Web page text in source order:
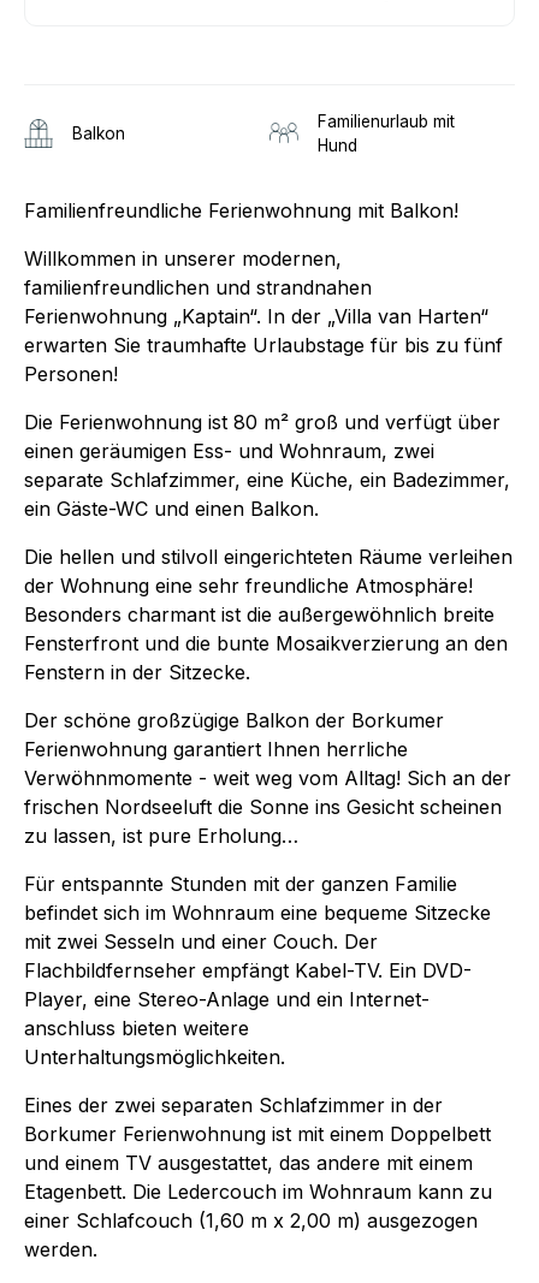
Balkon
Familienurlaub mit
Hund
Familienfreundliche Ferienwohnung mit Balkon!
Willkommen in unserer modernen,
familienfreundlichen und strandnahen
Ferienwohnung „Kaptain“. In der „Villa van Harten“
erwarten Sie traumhafte Urlaubstage für bis zu fünf
Personen!
Die Ferienwohnung ist 80 m² groß und verfügt über
einen geräumigen Ess- und Wohnraum, zwei
separate Schlafzimmer, eine Küche, ein Badezimmer,
ein Gäste-WC und einen Balkon.
Die hellen und stilvoll eingerichteten Räume verleihen
der Wohnung eine sehr freundliche Atmosphäre!
Besonders charmant ist die außergewöhnlich breite
Fensterfront und die bunte Mosaikverzierung an den
Fenstern in der Sitzecke.
Der schöne großzügige Balkon der Borkumer
Ferienwohnung garantiert Ihnen herrliche
Verwöhnmomente - weit weg vom Alltag! Sich an der
frischen Nordseeluft die Sonne ins Gesicht scheinen
zu lassen, ist pure Erholung…
Für entspannte Stunden mit der ganzen Familie
befindet sich im Wohnraum eine bequeme Sitzecke
mit zwei Sesseln und einer Couch. Der
Flachbildfernseher empfängt Kabel-TV. Ein DVD-
Player, eine Stereo-Anlage und ein Internet-
anschluss bieten weitere
Unterhaltungsmöglichkeiten.
Eines der zwei separaten Schlafzimmer in der
Borkumer Ferienwohnung ist mit einem Doppelbett
und einem TV ausgestattet, das andere mit einem
Etagenbett. Die Ledercouch im Wohnraum kann zu
einer Schlafcouch (1,60 m x 2,00 m) ausgezogen
werden.